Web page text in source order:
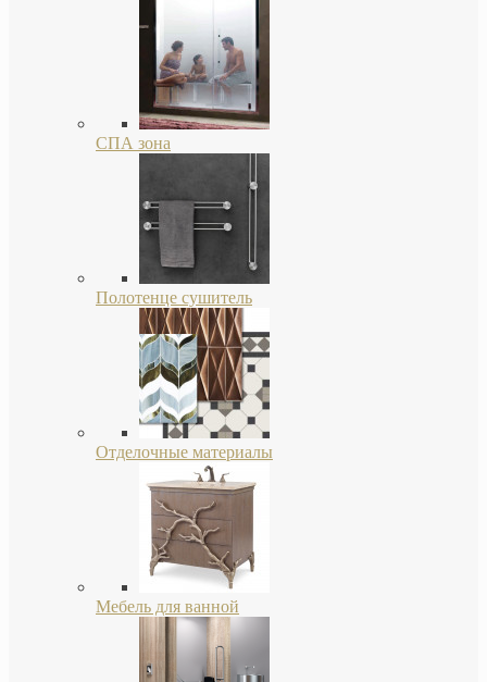
СПА зона
Полотенце сушитель
Отделочные материалы
Мебель для ванной